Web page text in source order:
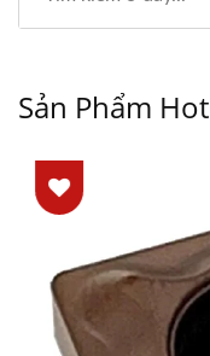
Sản Phẩm Hot